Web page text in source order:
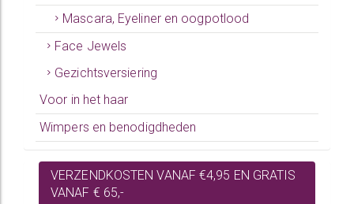
Mascara, Eyeliner en oogpotlood
Face Jewels
Gezichtsversiering
Voor in het haar
Wimpers en benodigdheden
VERZENDKOSTEN VANAF €4,95 EN GRATIS
VANAF € 65,-